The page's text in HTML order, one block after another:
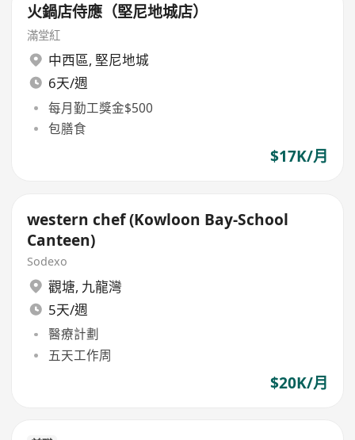
火鍋店侍應（堅尼地城店）
滿堂紅
中西區, 堅尼地城
6天/週
每月勤工獎金$500
包膳食
$17K/月
western chef (Kowloon Bay-School
Canteen)
Sodexo
觀塘, 九龍灣
5天/週
醫療計劃
五天工作周
$20K/月